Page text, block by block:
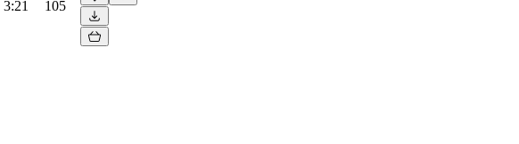
3:21 105